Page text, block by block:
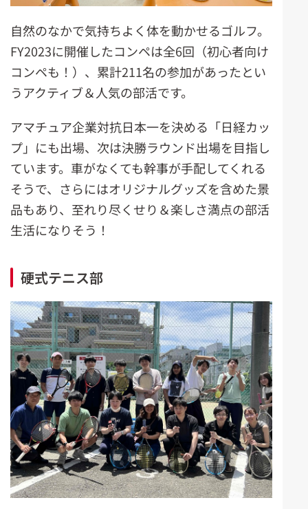
自然のなかで気持ちよく体を動かせるゴルフ。
FY2023に開催したコンペは全6回（初心者向け
コンペも！）、累計211名の参加があったとい
うアクティブ＆人気の部活です。
アマチュア企業対抗日本一を決める「日経カッ
プ」にも出場、次は決勝ラウンド出場を目指し
ています。車がなくても幹事が手配してくれる
そうで、さらにはオリジナルグッズを含めた景
品もあり、至れり尽くせり＆楽しさ満点の部活
生活になりそう！
硬式テニス部